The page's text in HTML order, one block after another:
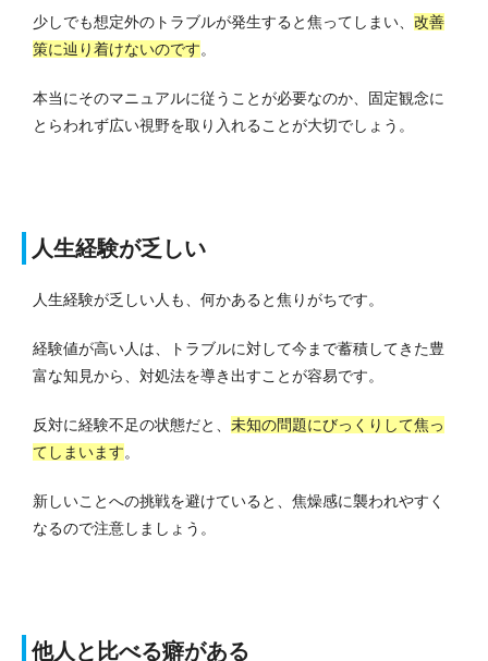
少しでも想定外のトラブルが発生すると焦ってしまい、 改善
策に辿り着けないのです。
本当にそのマニュアルに従うことが必要なのか、固定観念に
とらわれず広い視野を取り入れることが大切でしょう。
人生経験が乏しい
人生経験が乏しい人も、何かあると焦りがちです。
経験値が高い人は、トラブルに対して今まで蓄積してきた豊
富な知見から、対処法を導き出すことが容易です。
反対に経験不足の状態だと、 未知の問題にびっくりして焦っ
てしまいます。
新しいことへの挑戦を避けていると、焦燥感に襲われやすく
なるので注意しましょう。
他人と比べる癖がある